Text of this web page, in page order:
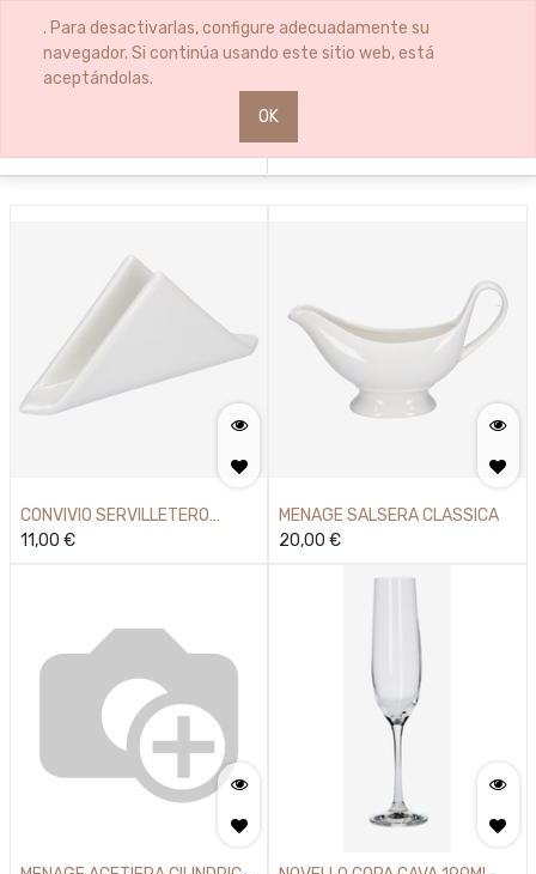
. Para desactivarlas, configure adecuadamente su
navegador. Si continúa usando este sitio web, está
aceptándolas.
OK
0 0
All
Filters
CONVIVIO SERVILLETERO
TRIANG
11,00 €
MENAGE SALSERA CLASSICA
20,00 €